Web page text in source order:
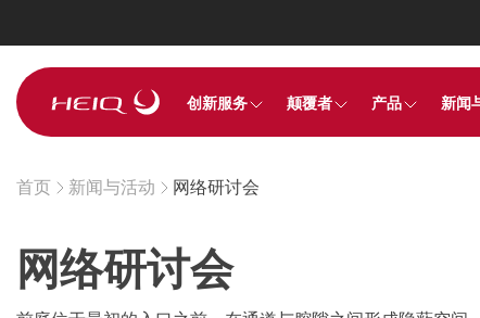
创新服务 颠覆者 产品 新闻
Breadcrumb
首页 新闻与活动 网络研讨会
网络研讨会